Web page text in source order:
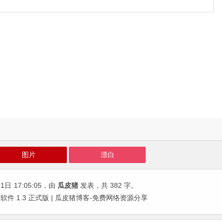
图片 漂白
日 17:05:05 ，由 瓜皮猪 发表，共 382 字。
件 1.3 正式版 | 瓜皮猪博客-免费网络资源分享